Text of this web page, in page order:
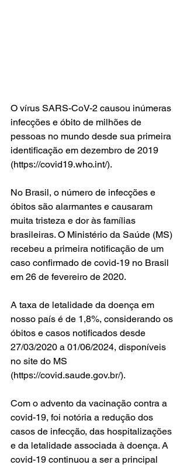
O vírus SARS-CoV-2 causou inúmeras
infecções e óbito de milhões de
pessoas no mundo desde sua primeira
identificação em dezembro de 2019
(https://covid19.who.int/).
No Brasil, o número de infecções e
óbitos são alarmantes e causaram
muita tristeza e dor às famílias
brasileiras. O Ministério da Saúde (MS)
recebeu a primeira notificação de um
caso confirmado de covid-19 no Brasil
em 26 de fevereiro de 2020.
A taxa de letalidade da doença em
nosso país é de 1,8%, considerando os
óbitos e casos notificados desde
27/03/2020 a 01/06/2024, disponíveis
no site do MS
(https://covid.saude.gov.br/).
Com o advento da vacinação contra a
covid-19, foi notória a redução dos
casos de infecção, das hospitalizações
e da letalidade associada à doença. A
covid-19 continuou a ser a principal